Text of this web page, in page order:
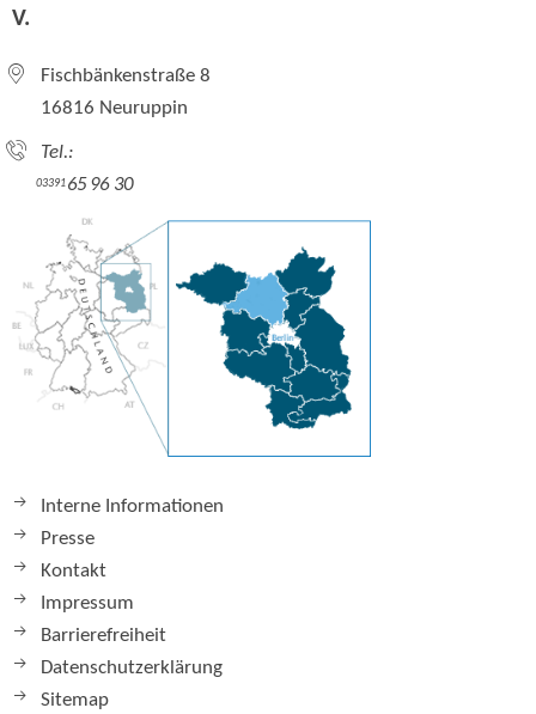
V.
Fischbänkenstraße 8
16816 Neuruppin
Tel.:
0339165 96 30
Interne Informationen
Presse
Kontakt
Impressum
Barrierefreiheit
Datenschutzerklärung
Sitemap